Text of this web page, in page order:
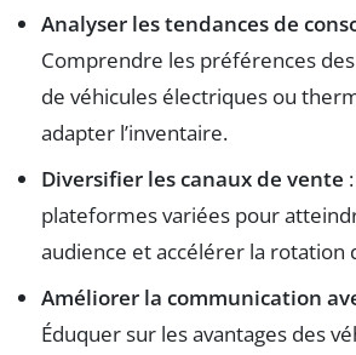
Analyser les tendances de
Comprendre les préférences
de véhicules électriques ou
adapter l’inventaire.
Diversifier les canaux de vente
plateformes variées pour
audience et accélérer la rotation
Améliorer la communication
Éduquer sur les avantages des